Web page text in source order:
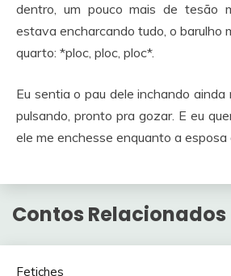
dentro, um pouco mais de tesão
estava encharcando tudo, o barulho
quarto: *ploc, ploc, ploc*.
Eu sentia o pau dele inchando ainda
pulsando, pronto pra gozar. E eu
ele me enchesse enquanto a
Contos Relacionados
Fetiches